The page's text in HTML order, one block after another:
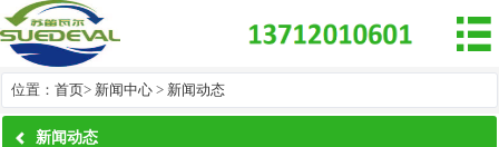

位置： 首页> 新闻中心 > 新闻动态
新闻动态